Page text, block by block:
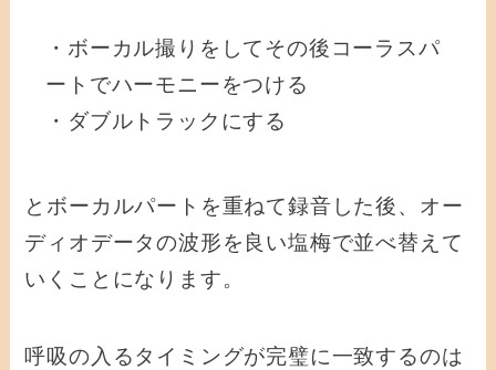
・ボーカル撮りをしてその後コーラスパ
ートでハーモニーをつける
・ダブルトラックにする
とボーカルパートを重ねて録音した後、オー
ディオデータの波形を良い塩梅で並べ替えて
いくことになります。
呼吸の入るタイミングが完璧に一致するのは